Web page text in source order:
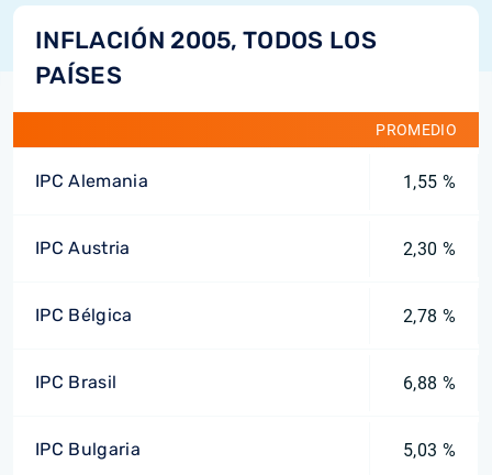
INFLACIÓN 2005, TODOS LOS
PAÍSES
PROMEDIO
IPC Alemania 1,55 %
IPC Austria 2,30 %
IPC Bélgica 2,78 %
IPC Brasil 6,88 %
IPC Bulgaria 5,03 %